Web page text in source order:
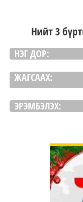
Нийт 3
НЭГ ДОР:
ЖАГСААХ:
ЭРЭМБЭЛЭХ: